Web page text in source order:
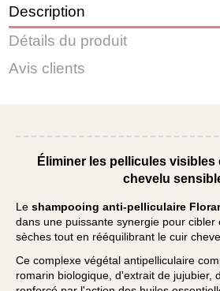
Description
Détails du produit
Avis clients
Éliminer les pellicules visibles
chevelu
Le shampooing anti-pelliculaire
dans une puissante synergie pour cibler
sèches tout en rééquilibrant le cuir
Ce complexe végétal antipelliculaire
romarin biologique, d'extrait de jujubier,